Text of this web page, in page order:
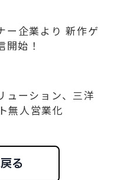
ー企業より 新作ゲ
始！
ューション、三洋
無人営業化
る